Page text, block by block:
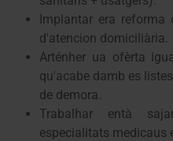
Implantar era reforma
d'atencion domiciliària.
Arténher ua ofèrta
qu'acabe damb es listes
de demora.
Trabalhar entà
especialitats medicaus